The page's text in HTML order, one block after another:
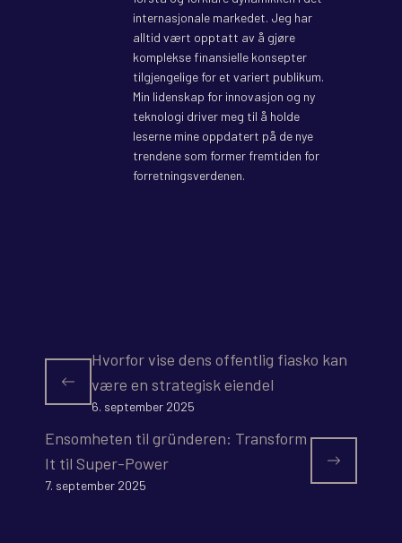
internasjonale markedet. Jeg har
alltid vært opptatt av å gjøre
komplekse finansielle konsepter
tilgjengelige for et variert publikum.
Min lidenskap for innovasjon og ny
teknologi driver meg til å holde
leserne mine oppdatert på de nye
trendene som former fremtiden for
forretningsverdenen.
Hvorfor vise dens offentlig fiasko kan
være en strategisk eiendel
6. september 2025
Ensomheten til gründeren: Transform
It til Super-Power
7. september 2025